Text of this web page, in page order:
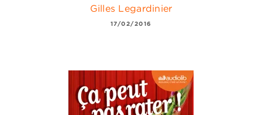
Gilles Legardinier
17/02/2016